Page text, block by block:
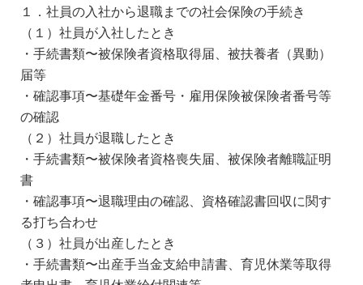
１．社員の入社から退職までの社会保険の手続き
（１）社員が入社したとき
・手続書類〜被保険者資格取得届、被扶養者（異動）
届等
・確認事項〜基礎年金番号・雇用保険被保険者番号等
の確認
（２）社員が退職したとき
・手続書類〜被保険者資格喪失届、被保険者離職証明
書
・確認事項〜退職理由の確認、資格確認書回収に関す
る打ち合わせ
（３）社員が出産したとき
・手続書類〜出産手当金支給申請書、育児休業等取得